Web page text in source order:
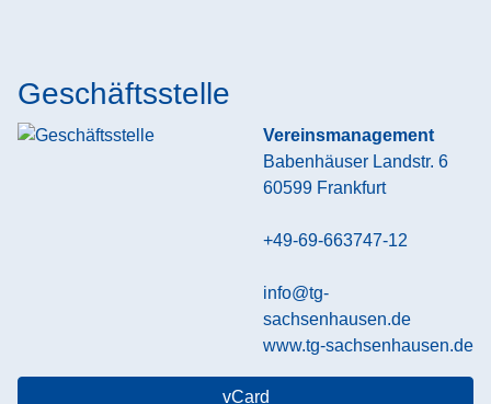
Geschäftsstelle
Vereinsmanagement
Babenhäuser Landstr. 6
60599 Frankfurt
+49-69-663747-12
info@tg-
sachsenhausen.de
www.tg-sachsenhausen.de
vCard